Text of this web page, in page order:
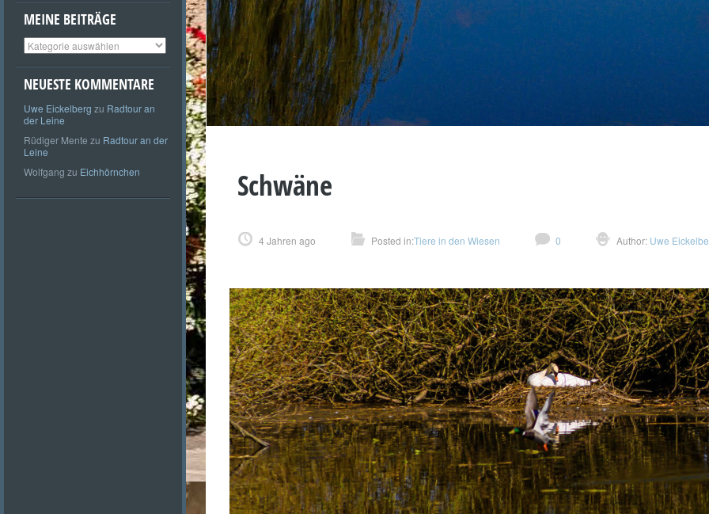
MEINE BEITRÄGE
Meine
Beiträge
NEUESTE KOMMENTARE
Uwe Eickelberg zu Radtour an
der Leine
Rüdiger Mente zu Radtour an der
Leine
Wolfgang zu Eichhörnchen Schwäne
4 Jahren ago Posted in:Tiere in den Wiesen 0 Author: Uwe